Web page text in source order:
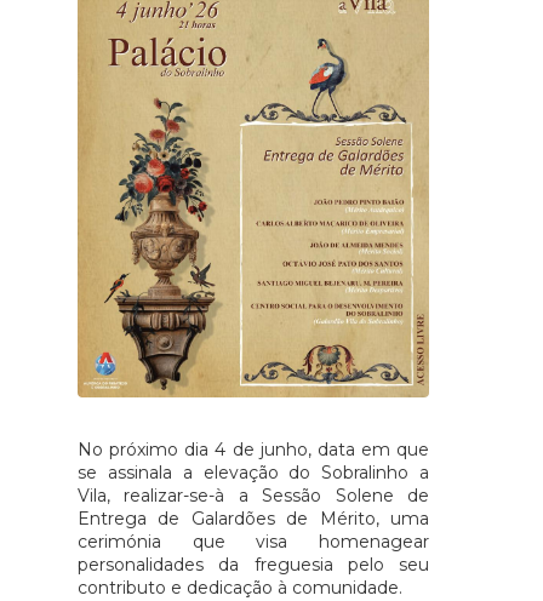
No próximo dia 4 de junho, data em que
se assinala a elevação do Sobralinho a
Vila, realizar-se-à a Sessão Solene de
Entrega de Galardões de Mérito, uma
cerimónia que visa homenagear
personalidades da freguesia pelo seu
contributo e dedicação à comunidade.